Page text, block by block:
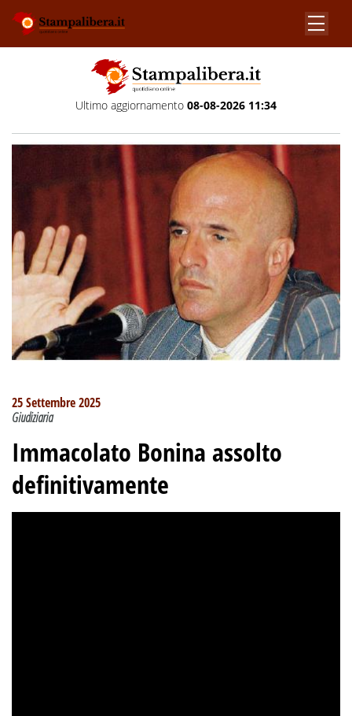
Ultimo aggiornamento 08-08-2026 11:34
25 Settembre 2025
Giudiziaria
Immacolato Bonina assolto
definitivamente